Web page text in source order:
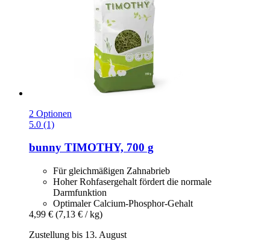
2 Optionen
5.0 (1)
bunny TIMOTHY, 700 g
Für gleichmäßigen Zahnabrieb
Hoher Rohfasergehalt fördert die normale
Darmfunktion
Optimaler Calcium-Phosphor-Gehalt
4,99 € (7,13 € / kg)
Zustellung bis 13. August